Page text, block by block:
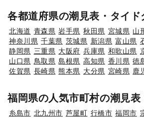
各都道府県の潮見表・タイド
北海道 青森県 岩手県 秋田県 宮城県 山
神奈川県 千葉県 茨城県 新潟県 富山県
静岡県 三重県 大阪府 兵庫県 和歌山県
山口県 鳥取県 島根県 高知県 香川県 徳
佐賀県 長崎県 熊本県 大分県 宮崎県 鹿
福岡県の人気市町村の潮見表
糸島市 北九州市 芦屋町 行橋市 福岡市